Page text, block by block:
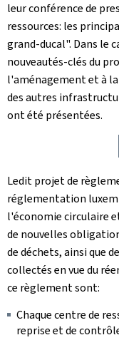
leur conférence de
ressources: les
grand-ducal". Dans le
nouveautés-clés du
l'aménagement et à
des autres
ont été présentées.
Ledit projet de
réglementation
l'économie circulaire
de nouvelles
de déchets, ainsi que
collectés en vue du
ce règlement sont:
Chaque centre de
reprise et de